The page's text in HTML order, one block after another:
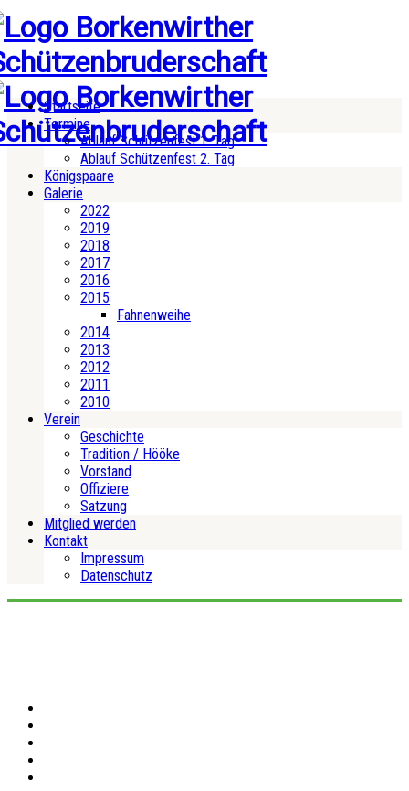
Startseite
Termine
Ablauf Schützenfest 1. Tag
Ablauf Schützenfest 2. Tag
Königspaare
Galerie
2022
2019
2018
2017
2016
2015
Fahnenweihe
2014
2013
2012
2011
2010
Verein
Geschichte
Tradition / Hööke
Vorstand
Offiziere
Satzung
Mitglied werden
Kontakt
Impressum
Datenschutz